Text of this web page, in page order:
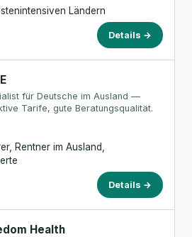
Ländern
Details →
für Deutsche im Ausland —
Tarife, gute Beratungsqualität.
Rentner im Ausland,
Details →
Health